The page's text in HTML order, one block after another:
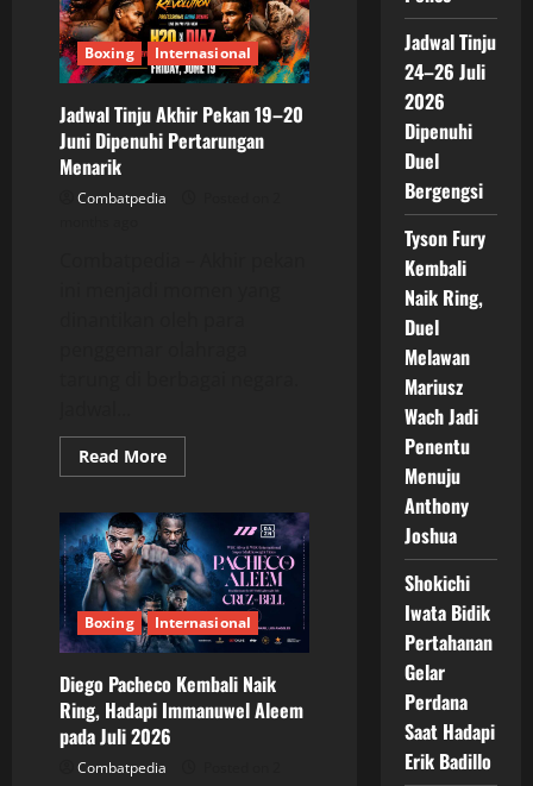
Bidik
Kebangkitan
di
Madison
Square
Garden
Boxing Internasional
Jadwal Tinju Akhir Pekan 19–20
Juni Dipenuhi Pertarungan
Menarik
Combatpedia
Read MoreRead
more
Tinju
Akhir
Pekan
19–
20
Juni
Dipenuhi
Pertarungan
Menarik
Boxing Internasional
Diego Pacheco Kembali Naik
Ring, Hadapi Immanuwel Aleem
pada Juli 2026
Combatpedia
Jadwal Tinju
24–26 Juli
2026
Dipenuhi
Duel
Bergengsi
Tyson Fury
Kembali
Naik Ring,
Duel
Melawan
Mariusz
Wach Jadi
Penentu
Menuju
Anthony
Joshua
Shokichi
Iwata Bidik
Pertahanan
Gelar
Perdana
Saat Hadapi
Erik Badillo